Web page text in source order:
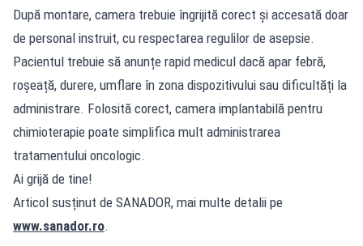
După montare, camera trebuie îngrijită corect și accesată doar
de personal instruit, cu respectarea regulilor de asepsie.
Pacientul trebuie să anunțe rapid medicul dacă apar febră,
roșeață, durere, umflare în zona dispozitivului sau dificultăți la
administrare. Folosită corect, camera implantabilă pentru
chimioterapie poate simplifica mult administrarea
tratamentului oncologic.
Ai grijă de tine!
Articol susținut de SANADOR, mai multe detalii pe
www.sanador.ro.